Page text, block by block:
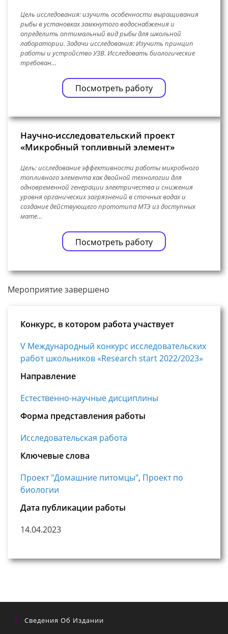
Цель исследования: изучить особенности выращивания
рыбы в установках замкнутого водоснабжения и
определить оптимальный вид рыбы для школьной
лаборатории. Задачи исследования: Изучить принцип
работы и устройство УЗВ. Исследовать биологические
требован…
Посмотреть работу
Научно-исследовательский проект
«Микробный топливный элемент»
Цель: исследование эффективности работы микробного
топливного элемента как двойной технологии для
одновременной генерации электричества и снижения
уровня органических загрязнений в сточных водах и
создание действующего прототипа МТЭ из доступных
мате…
Посмотреть работу
Мероприятие завершено
Конкурс, в котором работа участвует
V Международный конкурс исследовательских
работ школьников «Research start 2022/2023»
Направление
Естественно-научные дисциплины
Форма представления работы
Исследовательская работа
Ключевые слова
Проект "Домашние питомцы", Проект по
биологии
Дата публикации работы
14.04.2023
Сведения Об Издании